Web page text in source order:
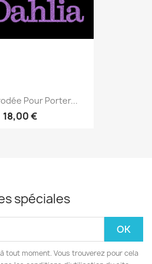
Pour Porter...
18,00 €
spéciales
tout moment. Vous trouverez pour cela